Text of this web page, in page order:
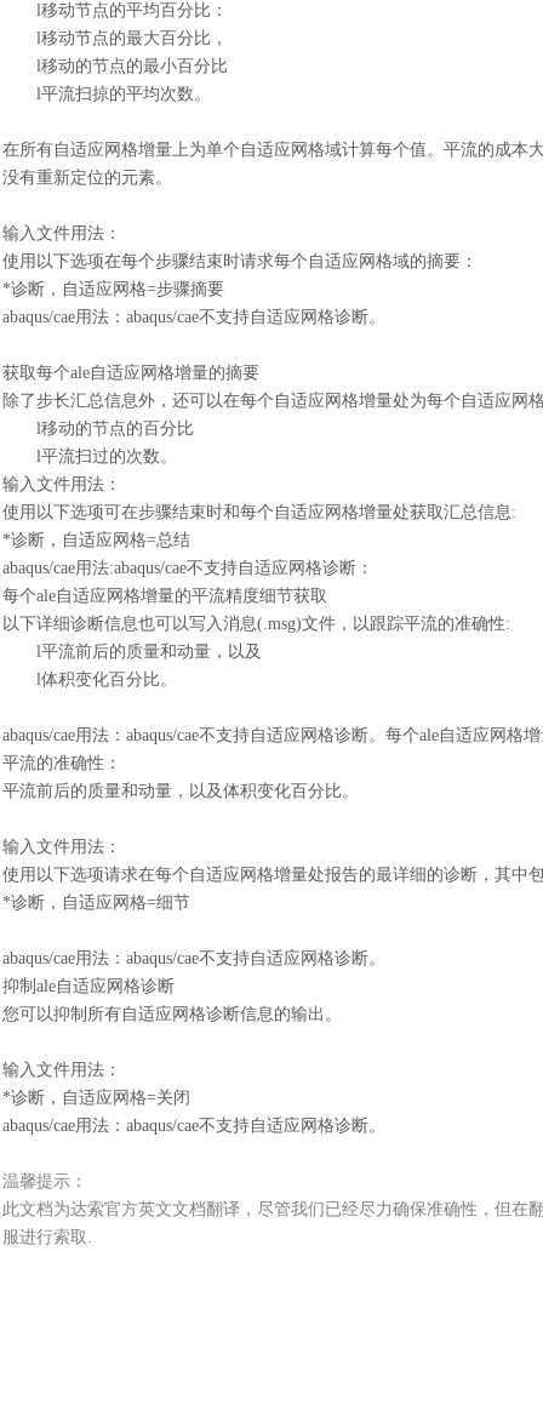
l移动节点的平均百分比 ：
l移动节点的最大百分比，
l移动的节点的最小百分比
l平流扫掠的平均次数。
在所有自适应网格增量上为单个自适应网格域计算每个值。平流的成
没有重新定位的元素。
输入文件用法 ：
使用以下选项在每个步骤结束时请求每个自适应网格域的摘要 ：
*诊断，自适应网格=步骤摘要
abaqus/cae用法 ： abaqus/cae不支持自适应网格诊断。
获取每个ale自适应网格增量的摘要
除了步长汇总信息外，还可以在每个自适应网格增量处为每个自适应网
l移动的节点的百分比
l平流扫过的次数。
输入文件用法 ：
使用以下选项可在步骤结束时和每个自适应网格增量处获取汇总信息:
*诊断，自适应网格=总结
abaqus/cae用法:abaqus/cae不支持自适应网格诊断 ：
每个ale自适应网格增量的平流精度细节获取
以下详细诊断信息也可以写入消息(.msg)文件，以跟踪平流的准确性:
l平流前后的质量和动量，以及
l体积变化百分比。
abaqus/cae用法 ： abaqus/cae不支持自适应网格诊断。每个ale自适应网
平流的准确性 ：
平流前后的质量和动量，以及体积变化百分比。
输入文件用法 ：
使用以下选项请求在每个自适应网格增量处报告的最详细的诊断，其中
*诊断，自适应网格=细节
abaqus/cae用法 ： abaqus/cae不支持自适应网格诊断。
抑制 ale自适应网格诊断
您可以抑制所有自适应网格诊断信息的输出。
输入文件用法 ：
*诊断，自适应网格=关闭
abaqus/cae用法 ： abaqus/cae不支持自适应网格诊断。
温馨提示：
此文档为达索官方英文文档翻译，尽管我们已经尽力确保准确性，但在
服进行索取 .